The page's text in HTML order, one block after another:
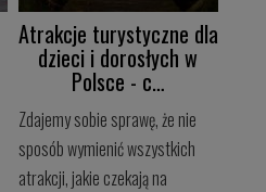
Atrakcje turystyczne dla
dzieci i dorosłych w
Polsce - c…
Zdajemy sobie sprawę, że nie
sposób wymienić wszystkich
atrakcji, jakie czekają na